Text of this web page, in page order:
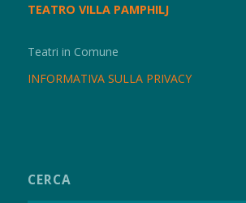
TEATRO VILLA PAMPHILJ
Teatri in Comune
INFORMATIVA SULLA PRIVACY
CERCA